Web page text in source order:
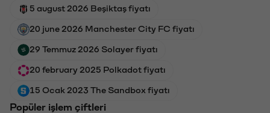
5 august 2026 Beşiktaş fiyatı
20 june 2026 Manchester City FC fiyatı
29 Temmuz 2026 Solayer fiyatı
20 february 2025 Polkadot fiyatı
15 Ocak 2023 The Sandbox fiyatı
Popüler işlem çiftleri